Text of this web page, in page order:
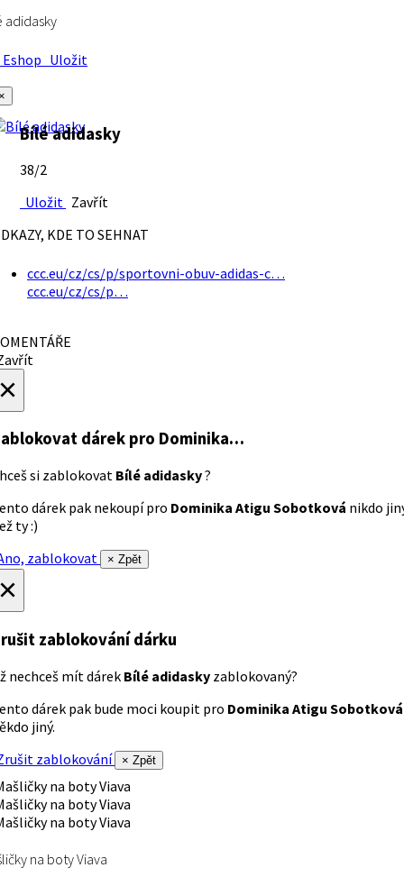
adidasky
Uložit
Bílé adidasky
38/2
Uložit Zavřít
KDE TO SEHNAT
ccc.eu/cz/cs/p/sportovni-obuv-adidas-c…
ccc.eu/cz/cs/p…
dárek pro Dominika…
si zablokovat Bílé adidasky?
dárek pak nekoupí pro Dominika Atigu Sobotková nikdo
ty :)
zablokovat
× Zpět
zablokování dárku
nechceš mít dárek Bílé adidasky zablokovaný?
dárek pak bude moci koupit pro Dominika Atigu Sobotková
jiný.
zablokování
× Zpět
na boty Viava